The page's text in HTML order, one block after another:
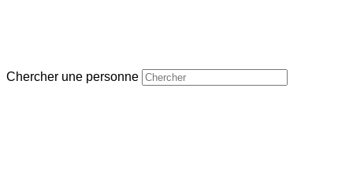
Chercher une personne